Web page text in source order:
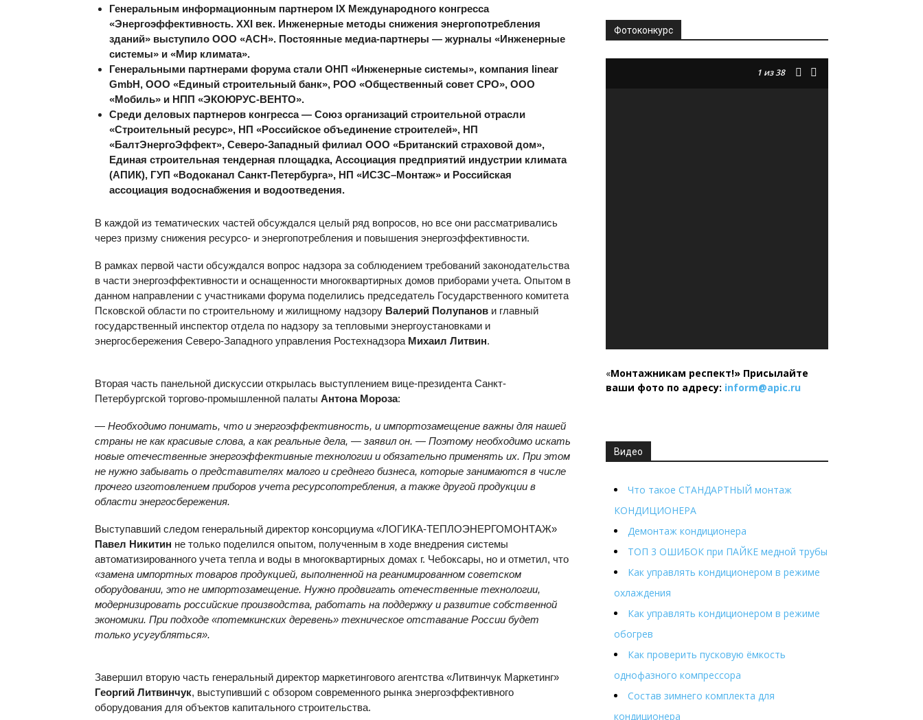
Генеральным информационным партнером IX Международного конгресса
«Энергоэффективность. XXI век. Инженерные методы снижения энергопотребления
зданий» выступило ООО «АСН». Постоянные медиа-партнеры — журналы «Инженерные
системы» и «Мир климата».
Генеральными партнерами форума стали ОНП «Инженерные системы», компания linear
GmbH, ООО «Единый строительный банк», РОО «Общественный совет СРО», ООО
«Мобиль» и НПП «ЭКОЮРУС-ВЕНТО».
Среди деловых партнеров конгресса — Союз организаций строительной отрасли
«Строительный ресурс», НП «Российское объединение строителей», НП
«БалтЭнергоЭффект», Северо-Западный филиал ООО «Британский страховой дом»,
Единая строительная тендерная площадка, Ассоциация предприятий индустрии климата
(АПИК), ГУП «Водоканал Санкт-Петербурга», НП «ИСЗС–Монтаж» и Российская
ассоциация водоснабжения и водоотведения.
В каждой из тематических частей обсуждался целый ряд вопросов, но все они рассматривались
через призму снижения ресурсо- и энергопотребления и повышения энергоэффективности.
В рамках первой части обсуждался вопрос надзора за соблюдением требований законодательства
в части энергоэффективности и оснащенности многоквартирных домов приборами учета. Опытом в
данном направлении с участниками форума поделились председатель Государственного комитета
Псковской области по строительному и жилищному надзору Валерий Полупанов и главный
государственный инспектор отдела по надзору за тепловыми энергоустановками и
энергосбережения Северо-Западного управления Ростехнадзора Михаил Литвин.
Вторая часть панельной дискуссии открылась выступлением вице-президента Санкт-
Петербургской торгово-промышленной палаты Антона Мороза:
— Необходимо понимать, что и энергоэффективность, и импортозамещение важны для нашей
страны не как красивые слова, а как реальные дела, — заявил он. — Поэтому необходимо искать
новые отечественные энергоэффективные технологии и обязательно применять их. При этом
не нужно забывать о представителях малого и среднего бизнеса, которые занимаются в числе
прочего изготовлением приборов учета ресурсопотребления, а также другой продукции в
области энергосбережения.
Выступавший следом генеральный директор консорциума «ЛОГИКА-ТЕПЛОЭНЕРГОМОНТАЖ»
Павел Никитин не только поделился опытом, полученным в ходе внедрения системы
автоматизированного учета тепла и воды в многоквартирных домах г. Чебоксары, но и отметил, что
«замена импортных товаров продукцией, выполненной на реанимированном советском
оборудовании, это не импортозамещение. Нужно продвигать отечественные технологии,
модернизировать российские производства, работать на поддержку и развитие собственной
экономики. При подходе «потемкинских деревень» техническое отставание России будет
только усугубляться».
Завершил вторую часть генеральный директор маркетингового агентства «Литвинчук Маркетинг»
Георгий Литвинчук, выступивший с обзором современного рынка энергоэффективного
оборудования для объектов капитального строительства.
Фотоконкурс
1 из 38
«Монтажникам респект!» Присылайте
ваши фото по адресу: inform@apic.ru
Видео
Что такое СТАНДАРТНЫЙ монтаж
КОНДИЦИОНЕРА
Демонтаж кондиционера
ТОП 3 ОШИБОК при ПАЙКЕ медной трубы
Как управлять кондиционером в режиме
охлаждения
Как управлять кондиционером в режиме
обогрев
Как проверить пусковую ёмкость
однофазного компрессора
Состав зимнего комплекта для
кондиционера